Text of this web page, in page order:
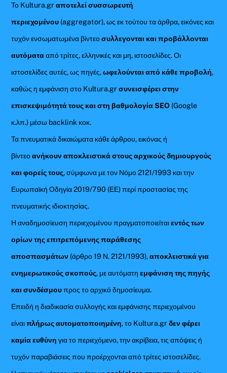
Το Kultura.grαποτελεί συσσωρευτή
περιεχομένου (aggregator), ως εκ τούτου τα άρθρα, εικόνες και
τυχόν ενσωματωμένα βίντεοσυλλεγονται και προβάλλονται
αυτόματααπό τρίτες, ελληνικές και μη, ιστοσελίδες. Οι
ιστοσελίδες αυτές, ως πηγές,ωφελούνται από κάθε προβολή,
καθώς η εμφάνιση στο Kultura.gr συνεισφέρει στην
επισκεψιμότητά τους και στη βαθμολογία SEO (Google
κ.λπ.) μέσω backlink κοκ.
Τα πνευματικά δικαιώματα κάθε άρθρου, εικόνας ή
βίντεοανήκουν αποκλειστικά στους αρχικούς δημιουργούς
και φορείς τους, σύμφωνα με τον Νόμο 2121/1993 και την
Ευρωπαϊκή Οδηγία 2019/790 (ΕΕ) περί προστασίας της
πνευματικής ιδιοκτησίας.
Η αναδημοσίευση περιεχομένου πραγματοποιείταιεντός των
ορίων της επιτρεπόμενης παράθεσης
αποσπασμάτων (άρθρο 19 Ν. 2121/1993),αποκλειστικά για
ενημερωτικούς σκοπούς, με αυτόματηεμφάνιση της πηγής
και συνδέσμουπρος το αρχικό δημοσίευμα.
Επειδή η διαδικασία συλλογής και εμφάνισης περιεχομένου
είναιπλήρως αυτοματοποιημένη, το Kultura.grδεν φέρει
καμία ευθύνη για το περιεχόμενο, την ακρίβεια, τις απόψεις ή
τυχόν παραβιάσεις που προέρχονται από τρίτες ιστοσελίδες.